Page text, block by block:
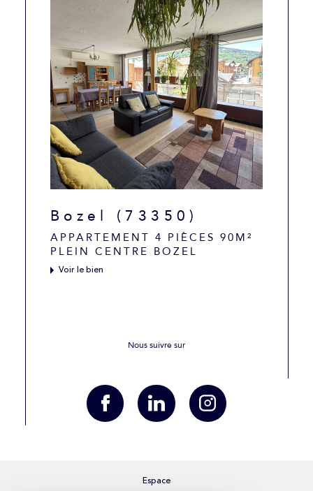
Bozel (73350)
APPARTEMENT 4 PIÈCES 90M²
PLEIN CENTRE BOZEL
Voir le bien
Nous suivre sur
Espace